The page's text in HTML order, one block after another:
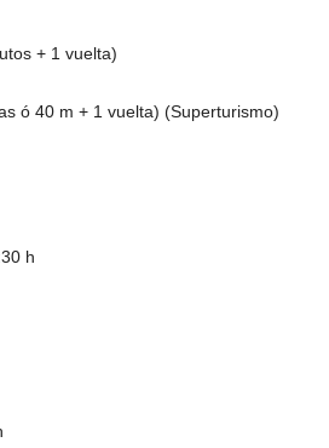
+ 1 vuelta)
ó 40 m + 1 vuelta) (Superturismo)
h